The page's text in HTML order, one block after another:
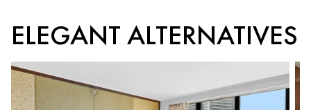
ELEGANT ALTERNATIVES